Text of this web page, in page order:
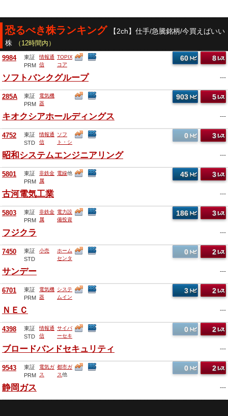
恐るべき株ランキング 【2ch】仕手/急騰銘柄/今買えばいい
株 （12時間内）
9984
東証
PRM
情報通
信
TOPIX
コア
8
60
ソフトバンクグループ ---
285A
東証
PRM
電気機
器
5
903
キオクシアホールディングス ---
4752
東証
STD
情報通
信
ソフ
ト・シ
開発他
3
0
昭和システムエンジニアリング ---
5801
東証
PRM
非鉄金
属
電線他 3
45
古河電気工業 ---
5803
東証
PRM
非鉄金
属
電力設
備投資
3
186
フジクラ ---
7450
東証
STD
小売
ホーム
センタ
2
0
サンデー ---
6701
東証
PRM
電気機
器
システ
ムイン
2
3
ＮＥＣ ---
4398
東証
STD
情報通
信
サイバ
ーセキ
ィ 他
2
0
ブロードバンドセキュリティ ---
9543
東証
PRM
電気ガ
ス
都市ガ
ス他
2
0
静岡ガス ---